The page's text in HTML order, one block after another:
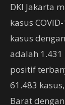
DKI Jakarta
kasus
kasus
adalah 1.431
positif
61.483
Barat